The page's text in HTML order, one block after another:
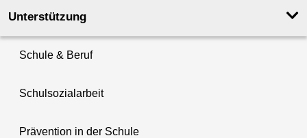
Unterstützung
Schule & Beruf
Schulsozialarbeit
Prävention in der Schule